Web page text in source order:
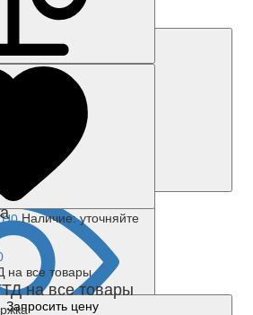
Наличие: уточняйте
Запросить цену
на все товары